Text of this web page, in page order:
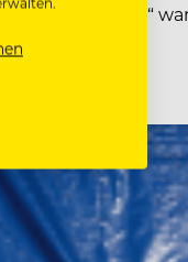
alte „The